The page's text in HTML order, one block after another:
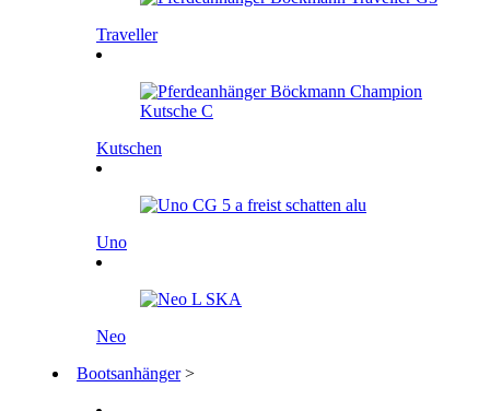
Traveller
Kutschen
Uno
Neo
Bootsanhänger >